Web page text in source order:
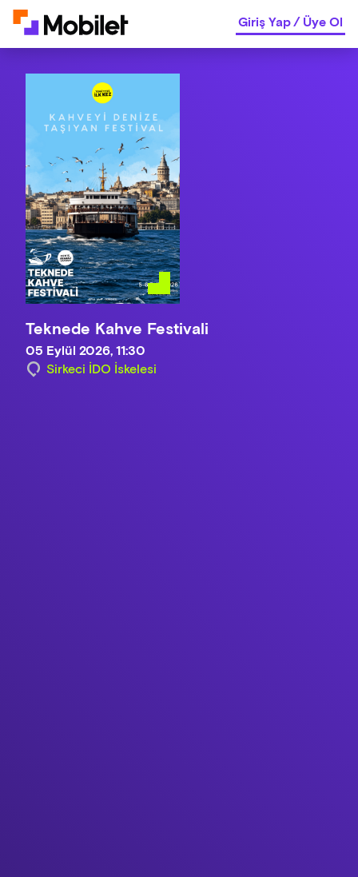
Giriş Yap/Üye Ol
Teknede Kahve Festivali
05 Eylül 2026, 11:30
Sirkeci İDO İskelesi